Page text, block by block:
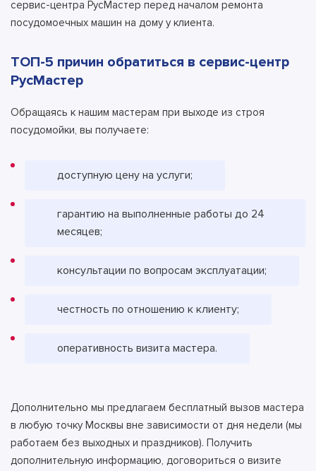
сервис-центра РусМастер перед началом ремонта
посудомоечных машин на дому у клиента.
ТОП-5 причин обратиться в сервис-центр
РусМастер
Обращаясь к нашим мастерам при выходе из строя
посудомойки, вы получаете:
доступную цену на услуги;
гарантию на выполненные работы до 24
месяцев;
консультации по вопросам эксплуатации;
честность по отношению к клиенту;
оперативность визита мастера.
Дополнительно мы предлагаем бесплатный вызов мастера
в любую точку Москвы вне зависимости от дня недели (мы
работаем без выходных и праздников). Получить
дополнительную информацию, договориться о визите